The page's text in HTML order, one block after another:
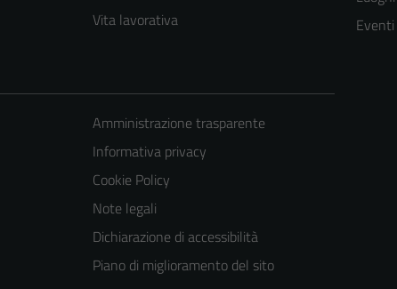
Vita lavorativa
Eventi
Amministrazione trasparente
Informativa privacy
Cookie Policy
Note legali
Dichiarazione di accessibilità
Piano di miglioramento del sito